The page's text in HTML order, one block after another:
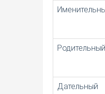
Родительный
Дательный